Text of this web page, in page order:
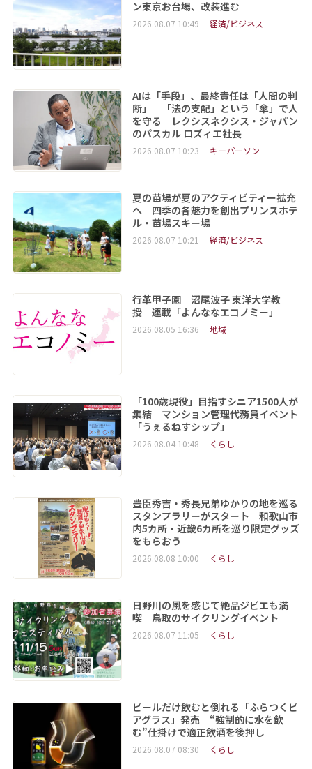
ン東京お台場、改装進む
2026.08.07 10:49 経済/ビジネス
AIは「手段」、最終責任は「人間の判
断」 「法の支配」という「傘」で人
を守る レクシスネクシス・ジャパン
のパスカル ロズィエ社長
2026.08.07 10:23 キーパーソン
夏の苗場が夏のアクティビティー拡充
へ 四季の各魅力を創出プリンスホテ
ル・苗場スキー場
2026.08.07 10:21 経済/ビジネス
行革甲子園 沼尾波子 東洋大学教
授 連載「よんななエコノミー」
2026.08.05 16:36 地域
「100歳現役」目指すシニア1500人が
集結 マンション管理代務員イベント
「うぇるねすシップ」
2026.08.04 10:48 くらし
豊臣秀吉・秀長兄弟ゆかりの地を巡る
スタンプラリーがスタート 和歌山市
内5カ所・近畿6カ所を巡り限定グッズ
をもらおう
2026.08.08 10:00 くらし
日野川の風を感じて絶品ジビエも満
喫 鳥取のサイクリングイベント
2026.08.07 11:05 くらし
ビールだけ飲むと倒れる「ふらつくビ
アグラス」発売 “強制的に水を飲
む”仕掛けで適正飲酒を後押し
2026.08.07 08:30 くらし